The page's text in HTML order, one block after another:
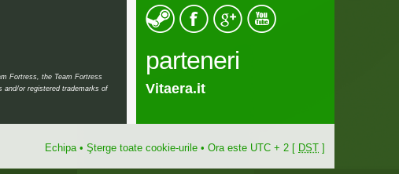
Fortress, the Team Fortress
and/or registered trademarks of
parteneri
Vitaera.it Teraristica.ro
Echipa • Şterge toate cookie-urile • Ora este UTC + 2 [ DST ]